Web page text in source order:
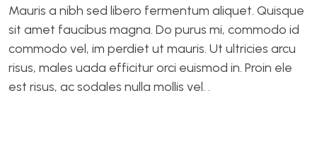
Mauris a nibh sed libero fermentum aliquet. Quisque
sit amet faucibus magna. Do purus mi, commodo id
commodo vel, im perdiet ut mauris. Ut ultricies arcu
risus, males uada efficitur orci euismod in. Proin ele
est risus, ac sodales nulla mollis vel. .